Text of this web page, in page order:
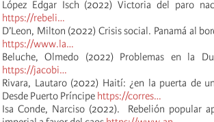
López Edgar Isch (2022) Victoria del paro
https://rebeli…
D’Leon, Milton (2022) Crisis social. Panamá al
https://www.la…
Beluche, Olmedo (2022) Problemas en la
https://jacobi…
Rivara, Lautaro (2022) Haití: ¿en la puerta de
Desde Puerto Príncipe https://corres…
Isa Conde, Narciso (2022). Rebelión popular